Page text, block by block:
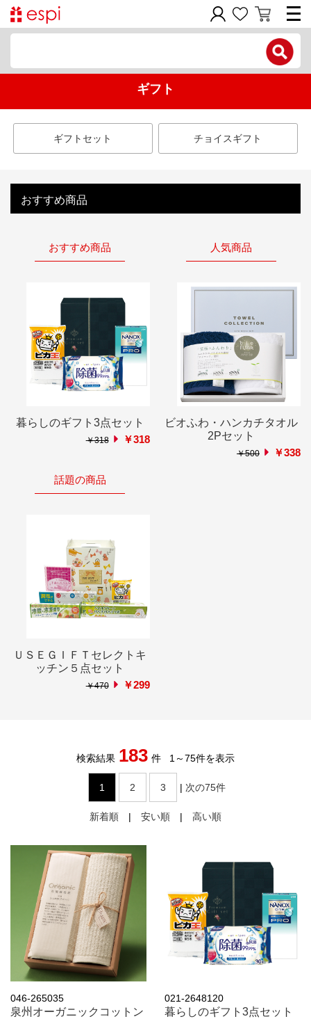
ギフト
ギフトセット チョイスギフト
おすすめ商品
おすすめ商品
暮らしのギフト3点セット
￥318 ￥318
人気商品
ビオふわ・ハンカチタオル
2Pセット
￥500 ￥338
話題の商品
ＵＳＥＧＩＦＴセレクトキ
ッチン５点セット
￥470 ￥299
検索結果 183 件 1 ～75件を表示
1 2 3 | 次の75件
新着順 | 安い順 | 高い順
046-265035
泉州オーガニックコットン
021-2648120
暮らしのギフト3点セット
ご利用ガイド
価格帯別